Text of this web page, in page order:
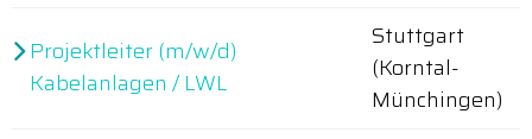
Projektleiter (m/w/d)
Kabelanlagen / LWL
Stuttgart
(Korntal-
Münchingen)